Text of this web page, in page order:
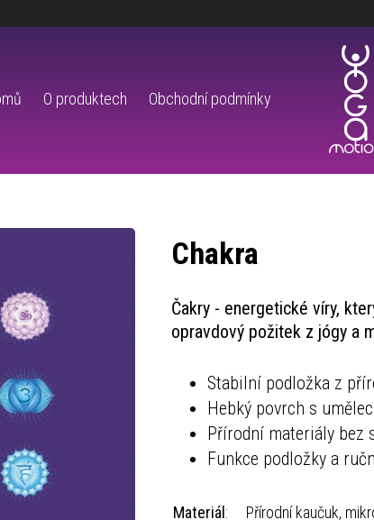
O produktech Obchodní podmínky
Chakra
Čakry - energetické víry,
opravdový požitek z jógy a
Stabilní podložka z
Hebký povrch s
Přírodní materiály bez
Funkce podložky a
Materiál :
Přírodní kaučuk,